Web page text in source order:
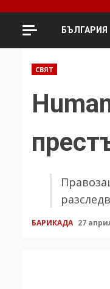
БЪЛГАРИЯ
СВЯТ
БАРИКАДА 27